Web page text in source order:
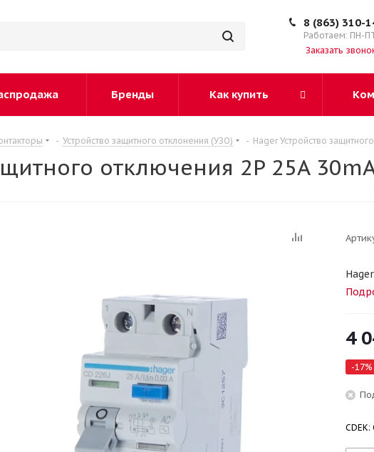
8 (863) 310-
Работаем: ПН-
Заказать
Бренды Как купить
- Устройство защитного отклонения (УЗО) - Hager Устройство
отключения 2P 25A
4
-17%